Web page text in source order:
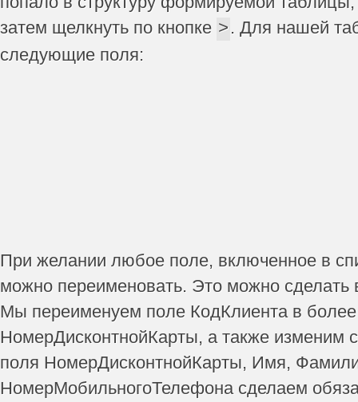
затем щелкнуть по кнопке >. Для нашей
следующие поля:
При желании любое поле, включенное в
можно переименовать. Это можно
Мы переименуем поле КодКлиента в более
НомерДисконтнойКарты, а также изменим
поля НомерДисконтнойКарты, Имя,
НомерМобильногоТелефона сделаем